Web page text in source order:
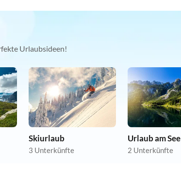
Urlaubsideen!
Skiurlaub
3 Unterkünfte
Urlaub am See
2 Unterkünfte